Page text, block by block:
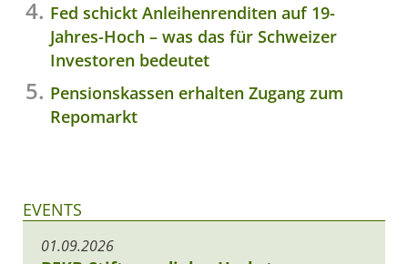
Fed schickt Anleihenrenditen auf 19-
Jahres-Hoch – was das für Schweizer
Investoren bedeutet
Pensionskassen erhalten Zugang zum
Repomarkt
EVENTS
01.09.2026